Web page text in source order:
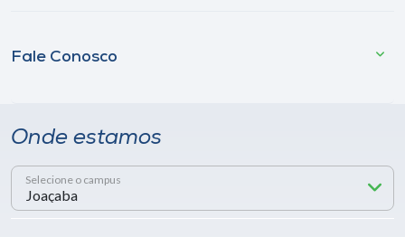
Fale Conosco
Onde estamos
Selecione o campus